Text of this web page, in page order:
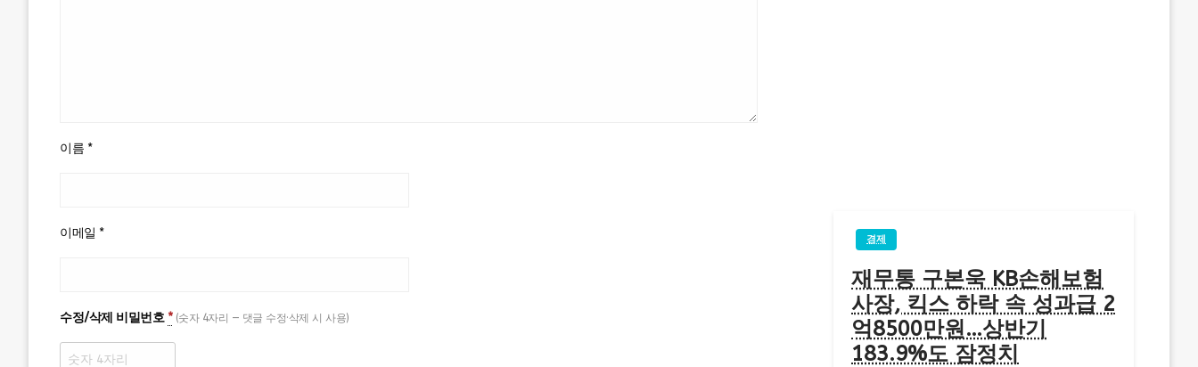
이름 *
이메일 *
수정/삭제 비밀번호 * (숫자 4자리 — 댓글 수정·삭제 시 사용)
경제
재무통 구본욱 KB손해보험
사장, 킥스 하락 속 성과급 2
억8500만원…상반기
183.9%도 잠정치